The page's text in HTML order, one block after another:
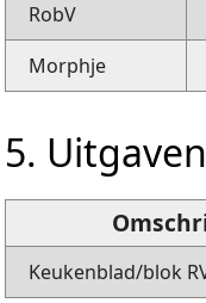
RobV
Morphje
5. Uitgaven
Keukenblad/blok